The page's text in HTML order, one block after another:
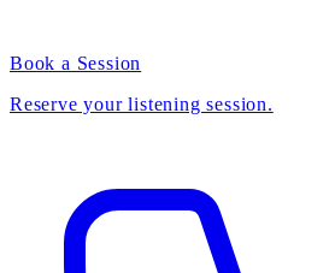
Book a Session
Reserve your listening session.